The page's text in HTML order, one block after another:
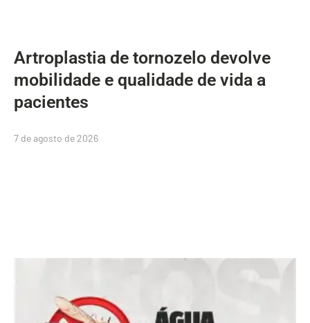
Artroplastia de tornozelo devolve
mobilidade e qualidade de vida a
pacientes
7 de agosto de 2026